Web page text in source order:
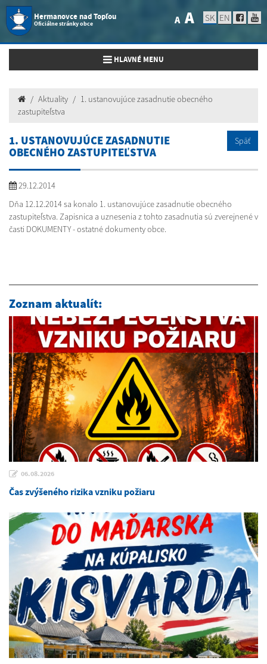
Hermanovce nad Topľou
Oficiálne stránky obce A A SK EN
Toggle navigation
HLAVNÉ MENU
Aktuality
1. ustanovujúce zasadnutie obecného
zastupiteľstva
1. USTANOVUJÚCE ZASADNUTIE
OBECNÉHO ZASTUPITEĽSTVA
Späť
29.12.2014
Dňa 12.12.2014 sa konalo 1. ustanovujúce zasadnutie obecného
zastupiteľstva. Zapisnica a uznesenia z tohto zasadnutia sú zverejnené v
časti DOKUMENTY - ostatné dokumenty obce.
Zoznam aktualít:
06.08.2026
Čas zvýšeného rizika vzniku požiaru